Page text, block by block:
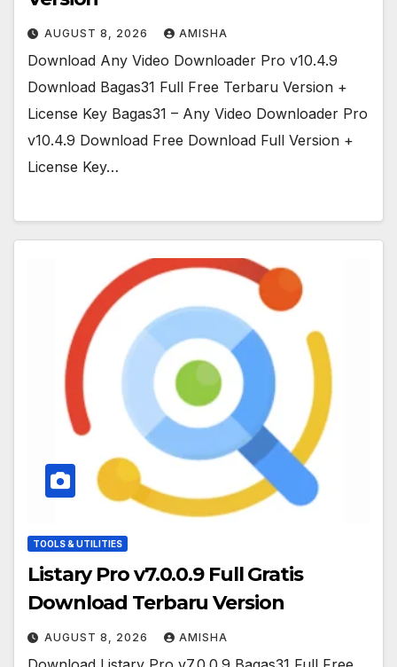
AUGUST 8, 2026 AMISHA
Download Any Video Downloader Pro v10.4.9
Download Bagas31 Full Free Terbaru Version +
License Key Bagas31 – Any Video Downloader Pro
v10.4.9 Download Free Download Full Version +
License Key…
TOOLS & UTILITIES
Listary Pro v7.0.0.9 Full Gratis
Download Terbaru Version
AUGUST 8, 2026 AMISHA